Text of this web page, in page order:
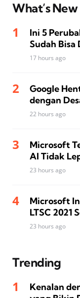
What’s New
Ini 5
Sudah Bisa
17 hours ago
Google
dengan
22 hours ago
Microsoft
AI Tidak
23 hours ago
Microsoft
LTSC 2021
23 hours ago
Trending
Kenalan